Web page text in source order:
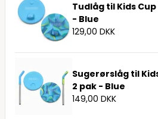
Tudlåg til Kids
- Blue
129,00 DKK
Sugerørslåg til
2 pak - Blue
149,00 DKK